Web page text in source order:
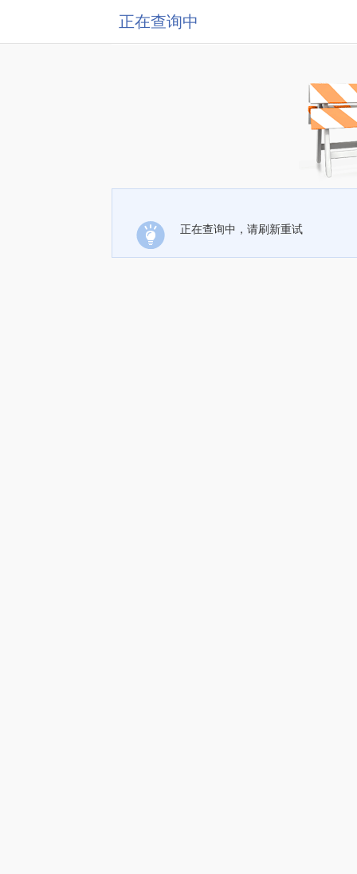
正在查询中
正在查询中，请刷新重试